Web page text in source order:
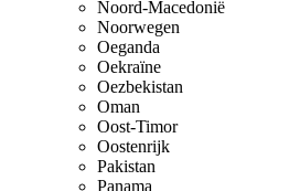
Noord-Macedonië
Noorwegen
Oeganda
Oekraïne
Oezbekistan
Oman
Oost-Timor
Oostenrijk
Pakistan
Panama